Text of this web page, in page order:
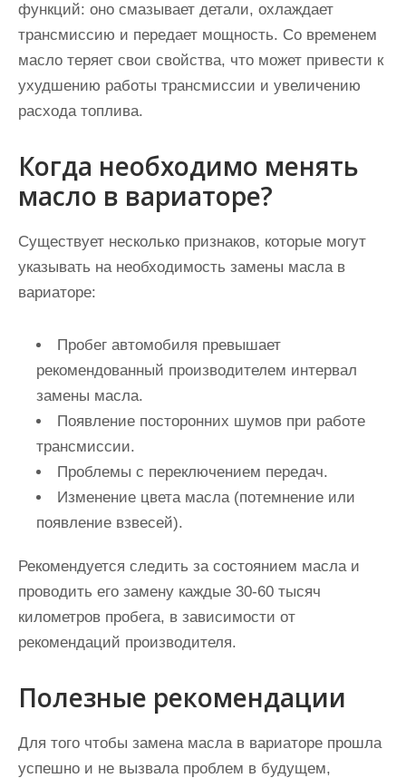
функций: оно смазывает детали, охлаждает
трансмиссию и передает мощность. Со временем
масло теряет свои свойства, что может привести к
ухудшению работы трансмиссии и увеличению
расхода топлива.
Когда необходимо менять
масло в вариаторе?
Существует несколько признаков, которые могут
указывать на необходимость замены масла в
вариаторе:
Пробег автомобиля превышает
рекомендованный производителем интервал
замены масла.
Появление посторонних шумов при работе
трансмиссии.
Проблемы с переключением передач.
Изменение цвета масла (потемнение или
появление взвесей).
Рекомендуется следить за состоянием масла и
проводить его замену каждые 30-60 тысяч
километров пробега, в зависимости от
рекомендаций производителя.
Полезные рекомендации
Для того чтобы замена масла в вариаторе прошла
успешно и не вызвала проблем в будущем,